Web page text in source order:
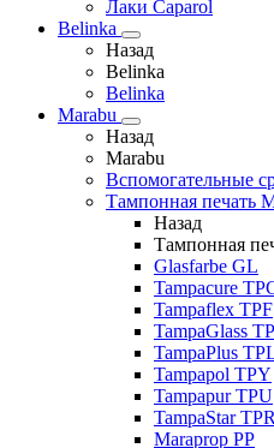
Лаки Caparol
Belinka
Назад
Belinka
Belinka
Marabu
Назад
Marabu
Вспомогательные
Тампонная печать
Назад
Тампонная
Glasfarbe GL
Tampacure
Tampaflex TPF
TampaGlass
TampaPlus
Tampapol TPY
Tampapur TPU
TampaStar TPR
Maraprop PP